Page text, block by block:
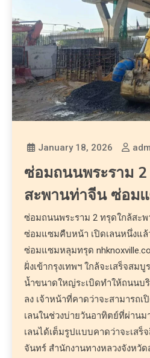
January 18, 2026
ซ่อมถนนพระราม
สะพานท่าจีน ซ่อม
ซ่อมถนนพระราม 2 ทรุดใกล้สะพ
ซ่อมแซมคืบหน้า เปิดเลนหนึ่งแ
ซ่อมแซมหลุมทรุด
ฝั่งเข้ากรุงเทพฯ ใกล้จะเสร็จสม
น้ำขนาดใหญ่ระเบิดทำให้ถนนบ
ลง เจ้าหน้าที่คาดว่าจะสามารถ
เลนในช่วงบ่ายวันอาทิตย์ที่ผ่านม
เลนได้เต็มรูปแบบคาดว่าจะเสร็
จันทร์ สำนักงานทางหลวงจังหวั